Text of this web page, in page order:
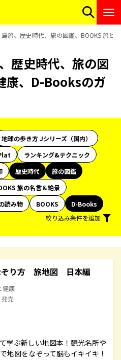
旅、歴史時代、旅の図鑑、BOOKS 旅と
歴史時代、旅の図
康、D-Booksのガ
地球の歩き方 Jシリーズ（国内）
ランキング&テクニック
歴史時代
旅の図鑑
旅の名言＆絶景
読み物 BOOKS
D-Books
絞り込み条件を追加
ぞり方 旅地図 日本編
健康
発売
学ぶ新しい地図本！観光名所や
地図をなぞって脳もイキイキ！